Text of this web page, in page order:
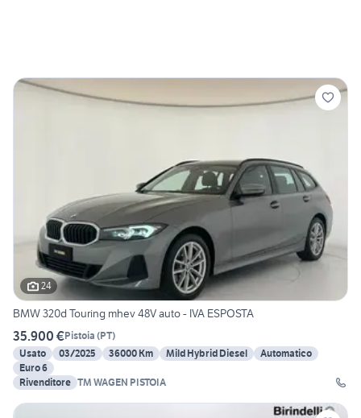
24
BMW 320d Touring mhev 48V auto - IVA ESPOSTA
35.900 €Pistoia (PT)
Usato
03/2025 36000 Km Mild Hybrid Diesel
Automatico
Euro 6
Rivenditore TM WAGEN PISTOIA